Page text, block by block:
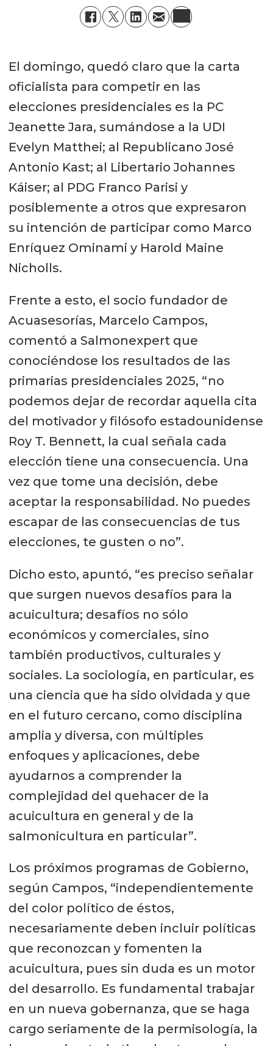
El domingo, quedó claro que la carta
oficialista para competir en las
elecciones presidenciales es la PC
Jeanette Jara, sumándose a la UDI
Evelyn Matthei; al Republicano José
Antonio Kast; al Libertario Johannes
Káiser; al PDG Franco Parisi y
posiblemente a otros que expresaron
su intención de participar como Marco
Enríquez Ominami y Harold Maine
Nicholls.
Frente a esto, el socio fundador de
Acuasesorías, Marcelo Campos,
comentó a Salmonexpert que
conociéndose los resultados de las
primarias presidenciales 2025, “no
podemos dejar de recordar aquella cita
del motivador y filósofo estadounidense
Roy T. Bennett, la cual señala cada
elección tiene una consecuencia. Una
vez que tome una decisión, debe
aceptar la responsabilidad. No puedes
escapar de las consecuencias de tus
elecciones, te gusten o no”.
Dicho esto, apuntó, “es preciso señalar
que surgen nuevos desafíos para la
acuicultura; desafíos no sólo
económicos y comerciales, sino
también productivos, culturales y
sociales. La sociología, en particular, es
una ciencia que ha sido olvidada y que
en el futuro cercano, como disciplina
amplia y diversa, con múltiples
enfoques y aplicaciones, debe
ayudarnos a comprender la
complejidad del quehacer de la
acuicultura en general y de la
salmonicultura en particular”.
Los próximos programas de Gobierno,
según Campos, “independientemente
del color político de éstos,
necesariamente deben incluir políticas
que reconozcan y fomenten la
acuicultura, pues sin duda es un motor
del desarrollo. Es fundamental trabajar
en un nueva gobernanza, que se haga
cargo seriamente de la permisología, la